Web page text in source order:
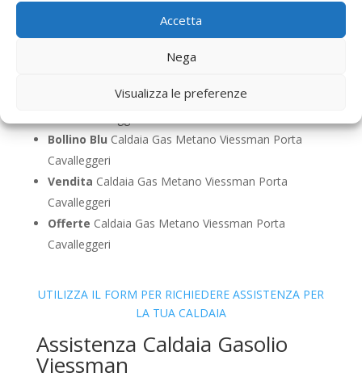
Accetta
Nega
Visualizza le preferenze
Caldaia Gas Metano Viessman Porta
Cavalleggeri
Caldaia Gas Metano Viessman Porta
Controllo FumiCaldaia Gas Metano Viessman
Bollino Blu Caldaia Gas Metano Viessman Porta
Cavalleggeri
Vendita Caldaia Gas Metano Viessman Porta
Cavalleggeri
Offerte Caldaia Gas Metano Viessman Porta
Cavalleggeri
UTILIZZA IL FORM PER RICHIEDERE ASSISTENZA PER
LA TUA CALDAIA
Assistenza Caldaia Gasolio
Viessman